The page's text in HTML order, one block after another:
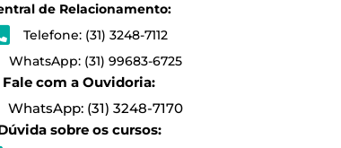
de Relacionamento:
Telefone: (31) 3248-7112
WhatsApp: (31) 99683-6725
Fale com a Ouvidoria:
WhatsApp: (31) 3248-7170
sobre os cursos: